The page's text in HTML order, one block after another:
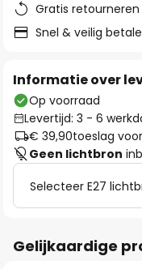
Gratis
Snel & veilig
Informatie over
Op voorraad
Levertijd: 3 - 6
€ 39,90toeslag
Geen lichtbron
Selecteer E27
Gelijkaardige